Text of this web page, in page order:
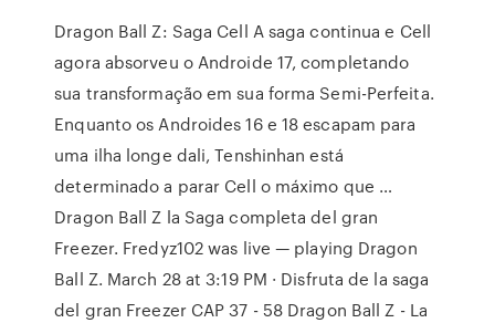
Dragon Ball Z: Saga Cell A saga continua e Cell
agora absorveu o Androide 17, completando
sua transformação em sua forma Semi-Perfeita.
Enquanto os Androides 16 e 18 escapam para
uma ilha longe dali, Tenshinhan está
determinado a parar Cell o máximo que …
Dragon Ball Z la Saga completa del gran
Freezer. Fredyz102 was live — playing Dragon
Ball Z. March 28 at 3:19 PM · Disfruta de la saga
del gran Freezer CAP 37 - 58 Dragon Ball Z - La